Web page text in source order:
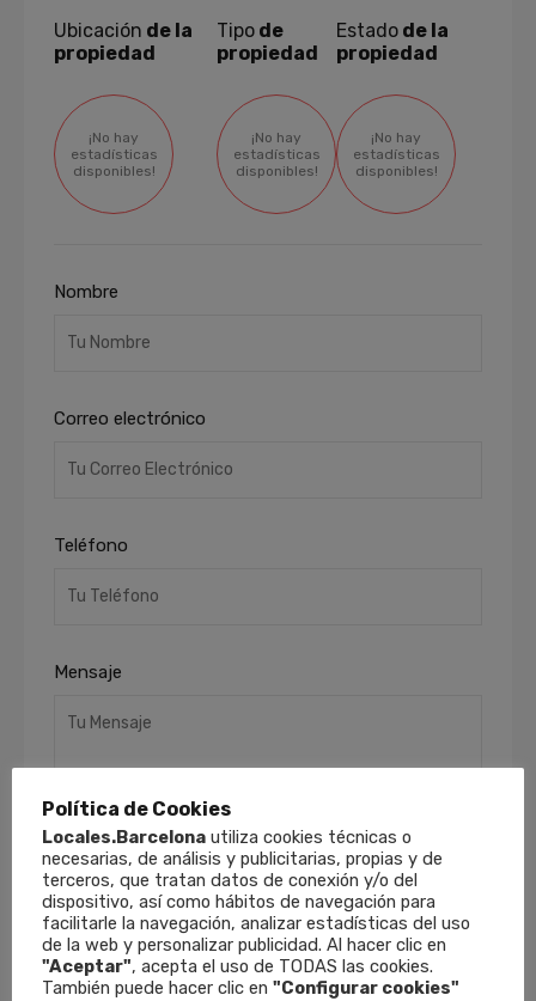
Ubicación de la
propiedad
¡No hay
estadísticas
disponibles!
Tipo de
propiedad
¡No hay
estadísticas
disponibles!
Estado de la
propiedad
¡No hay
estadísticas
disponibles!
Nombre
Correo electrónico
Teléfono
Mensaje
He leído y acepto laPolítica de Privacidad
Finalidades: Responder a sus solicitudes y
remitirle información comercial de nuestros
productos y servicios, incluso por medios
electrónicos.Derechos
: Puede retirar su
Política de Cookies
Locales.Barcelona utiliza cookies técnicas o
necesarias, de análisis y publicitarias, propias y de
terceros, que tratan datos de conexión y/o del
dispositivo, así como hábitos de navegación para
facilitarle la navegación, analizar estadísticas del uso
de la web y personalizar publicidad. Al hacer clic en
"Aceptar", acepta el uso de TODAS las cookies.
También puede hacer clic en "Configurar cookies"